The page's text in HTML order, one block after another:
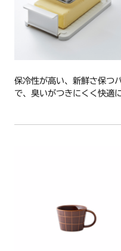
保冷性が高い、新鮮さ保つ
で、臭いがつきにくく快適